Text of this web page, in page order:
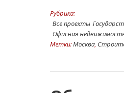
Рубрика:
Все проекты
Офисная
Метки:Москва,